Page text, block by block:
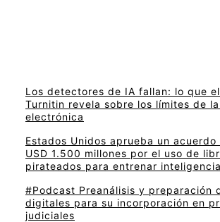
Los detectores de IA fallan: lo que
Turnitin revela sobre los límites de
electrónica
Estados Unidos aprueba un
USD 1.500 millones por el uso de
pirateados para entrenar
#Podcast Preanálisis y preparación
digitales para su incorporación en
judiciales